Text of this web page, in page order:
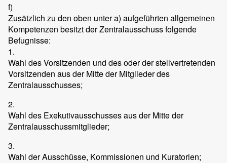
f)
Zusätzlich zu den oben unter a) aufgeführten allgemeinen
Kompetenzen besitzt der Zentralausschuss folgende
Befugnisse:
1.
Wahl des Vorsitzenden und des oder der stellvertretenden
Vorsitzenden aus der Mitte der Mitglieder des
Zentralausschusses;
2.
Wahl des Exekutivausschusses aus der Mitte der
Zentralausschussmitglieder;
3.
Wahl der Ausschüsse, Kommissionen und Kuratorien;